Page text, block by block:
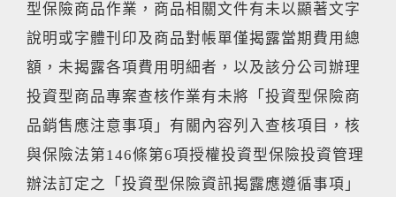
型保險商品作業，商品相關文件有未以顯著文字
說明或字體刊印及商品對帳單僅揭露當期費用總
額，未揭露各項費用明細者，以及該分公司辦理
投資型商品專案查核作業有未將「投資型保險商
品銷售應注意事項」有關內容列入查核項目，核
與保險法第146條第6項授權投資型保險投資管理
辦法訂定之「投資型保險資訊揭露應遵循事項」